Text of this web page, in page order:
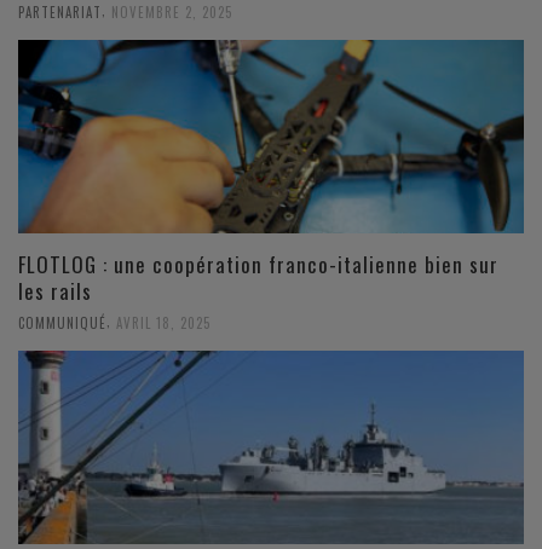
PARTENARIAT NOVEMBRE 2, 2025
FLOTLOG : une coopération franco-italienne bien sur
les rails
COMMUNIQUÉ AVRIL 18, 2025